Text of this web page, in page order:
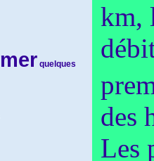
quelques
km,
des
Les